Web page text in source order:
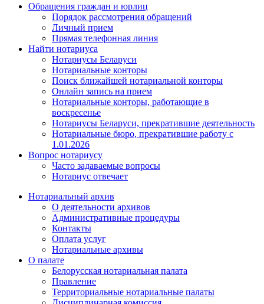
Обращения граждан и юрлиц
Порядок рассмотрения обращений
Личный прием
Прямая телефонная линия
Найти нотариуса
Нотариусы Беларуси
Нотариальные конторы
Поиск ближайшей нотариальной конторы
Онлайн запись на прием
Нотариальные конторы, работающие в
воскресенье
Нотариусы Беларуси, прекратившие деятельность
Нотариальные бюро, прекратившие работу с
1.01.2026
Вопрос нотариусу
Часто задаваемые вопросы
Нотариус отвечает
Нотариальный архив
О деятельности архивов
Административные процедуры
Контакты
Оплата услуг
Нотариальные архивы
О палате
Белорусская нотариальная палата
Правление
Территориальные нотариальные палаты